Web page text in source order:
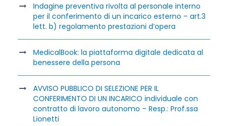
Indagine preventiva rivolta al personale interno
per il conferimento di un incarico esterno – art.3
lett. b) regolamento prestazioni d’opera
MedicalBook: la piattaforma digitale dedicata al
benessere della persona
AVVISO PUBBLICO DI SELEZIONE PER IL
CONFERIMENTO DI UN INCARICO individuale con
contratto di lavoro autonomo – Resp.: Prof.ssa
Lionetti